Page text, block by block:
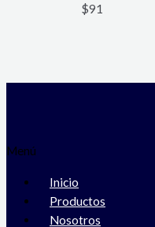
$91
Menú
Inicio
Productos
Nosotros